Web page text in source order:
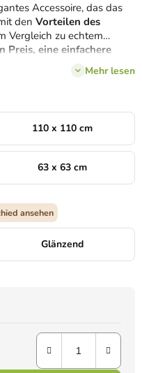
Accessoire, das das
den Vorteilen des
Vergleich zu echtem
Preis, eine einfachere
, wirkt aber
. Schwarze und graue
für einen
lange hält und nie aus
Mehr lesen
110 x 110 cm
63 x 63 cm
ansehen
Glänzend